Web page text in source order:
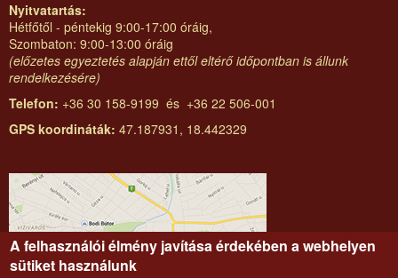
Nyitvatartás:
Hétfőtől - péntekig 9:00-17:00 óráig,
Szombaton: 9:00-13:00 óráig
(előzetes egyeztetés alapján ettől eltérő időpontban is állunk
rendelkezésére)
Telefon: +36 30 158-9199 és +36 22 506-001
GPS koordináták: 47.187931, 18.442329
A felhasználói élmény javítása érdekében a webhelyen
sütiket használunk